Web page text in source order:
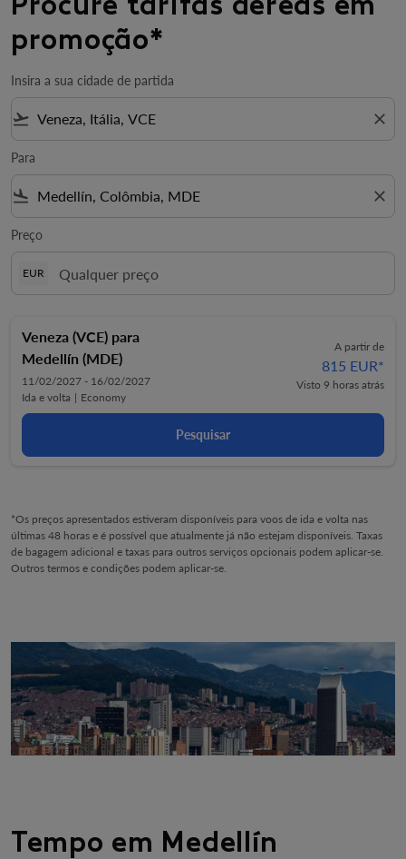
promoção*
Insira a sua cidade de partida
flight_takeoff close
Para
flight_land close
Preço
EUR
Veneza (VCE) para
Medellín (MDE)
11/02/2027 - 16/02/2027
Ida e volta | Economy
A partir de
815 EUR*
Visto 9 horas atrás
Pesquisar
*Os preços apresentados estiveram disponíveis para voos de ida e volta nas
últimas 48 horas e é possível que atualmente já não estejam disponíveis. Taxas
de bagagem adicional e taxas para outros serviços opcionais podem aplicar-se.
Outros termos e condições podem aplicar-se.
Tempo em Medellín